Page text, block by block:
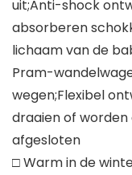
uit;Anti-shock
absorberen
lichaam van de
Pram-
wegen;Flexibel
draaien of
afgesloten
□ Warm in de